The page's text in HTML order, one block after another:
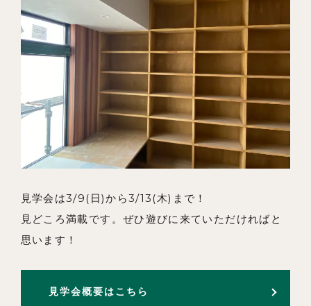
見学会は3/9(日)から3/13(木)まで！
見どころ満載です。ぜひ遊びに来ていただければと
思います！
見学会概要はこちら